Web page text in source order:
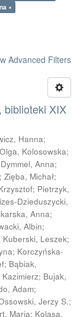
×
Advanced Filters
biblioteki XIX
Hanna;
Olga, Kolosowska;
Dymmel, Anna;
; Zięba, Michał;
; Pietrzyk,
Dzieduszycki,
Anna;
Albin;
Kuberski, Leszek;
; Korczyńska-
; Bąbiak,
; Bujak,
Adam;
Jerzy S.;
Maria; Kolasa,